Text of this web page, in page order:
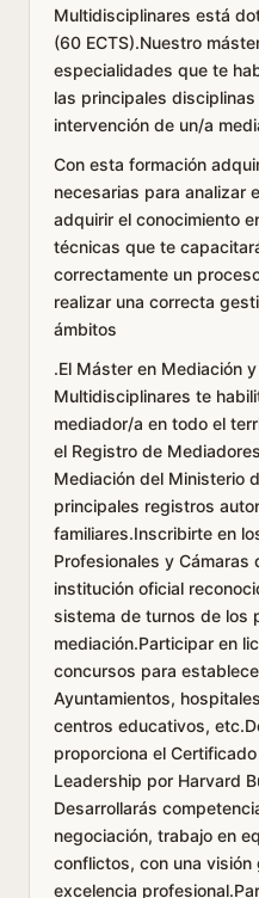
Multidisciplinares está
(60 ECTS).Nuestro
especialidades que te
las principales
intervención de un/a
Con esta formación
necesarias para analizar
adquirir el conocimiento
técnicas que te
correctamente un
realizar una correcta
ámbitos
.El Máster en Mediación
Multidisciplinares te
mediador/a en todo el
el Registro de
Mediación del Ministerio
principales registros
familiares.Inscribirte en
Profesionales y Cámaras
institución oficial
sistema de turnos de los
mediación.Participar en
concursos para
Ayuntamientos,
centros educativos,
proporciona el
Leadership por Harvard
Desarrollarás
negociación, trabajo en
conflictos, con una visión
excelencia